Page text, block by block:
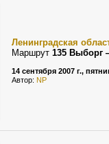
Ленинградская
Маршрут 135 Выборг
14 сентября 2007 г.,
Автор: NP